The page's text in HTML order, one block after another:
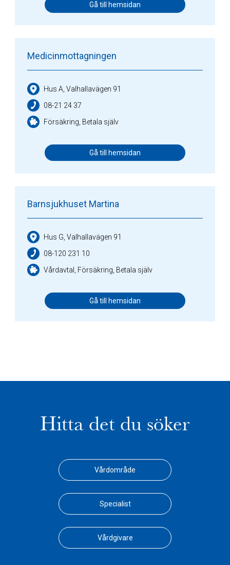
Gå till hemsidan
Medicinmottagningen
Hus A, Valhallavägen 91
08-21 24 37
Försäkring, Betala själv
Gå till hemsidan
Barnsjukhuset Martina
Hus G, Valhallavägen 91
08-120 231 10
Vårdavtal, Försäkring, Betala själv
Gå till hemsidan
Hitta det du söker
Vårdområde
Specialist
Vårdgivare